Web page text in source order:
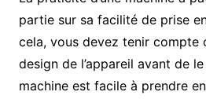
partie sur sa facilité de prise
cela, vous devez tenir compte
design de l’appareil avant de
machine est facile à prendre